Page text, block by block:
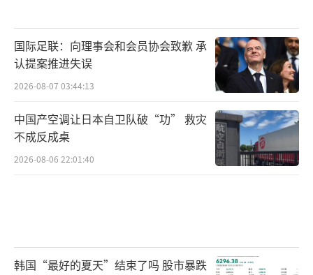
国际足联：向理事会和会员协会致歉 承
认提案推进失误
2026-08-07 03:44:13
中国产空调让日本自卫队破“功” 救灾
不成反成桌
2026-08-06 22:01:40
韩国“最好的夏天”结束了吗 股市暴跌